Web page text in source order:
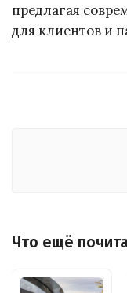
предлагая
для клиентов и
Что ещё